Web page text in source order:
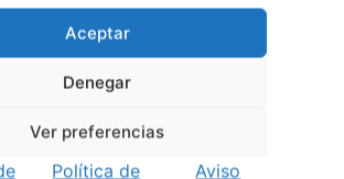
Aceptar
Denegar
Ver preferencias
Política de
Aviso
1 julio, 2026
Noites de Cine 2026 | O